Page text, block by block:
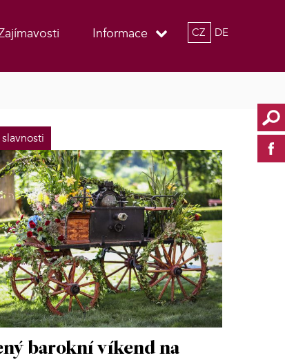
Informace CZ DE
barokní víkend na